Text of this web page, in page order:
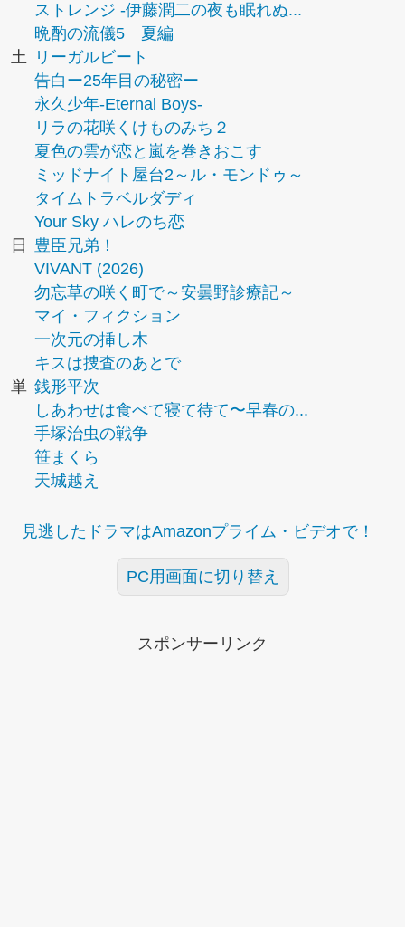
ストレンジ -伊藤潤二の夜も眠れぬ...
晩酌の流儀5 夏編
土
リーガルビート
告白ー25年目の秘密ー
永久少年-Eternal Boys-
リラの花咲くけものみち２
夏色の雲が恋と嵐を巻きおこす
ミッドナイト屋台2～ル・モンドゥ～
タイムトラベルダディ
Your Sky ハレのち恋
日
豊臣兄弟！
VIVANT (2026)
勿忘草の咲く町で～安曇野診療記～
マイ・フィクション
一次元の挿し木
キスは捜査のあとで
単 銭形平次
しあわせは食べて寝て待て〜早春の...
手塚治虫の戦争
笹まくら
天城越え
見逃したドラマはAmazonプライム・ビデオで！
PC用画面に切り替え
スポンサーリンク